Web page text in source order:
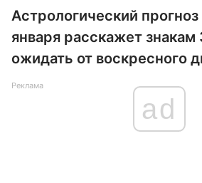
Астрологический прогноз
января расскажет знакам
ожидать от воскресного
Реклама
ad